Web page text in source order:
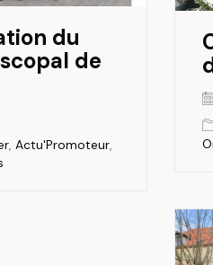
du
de
,Actu'Promoteur,